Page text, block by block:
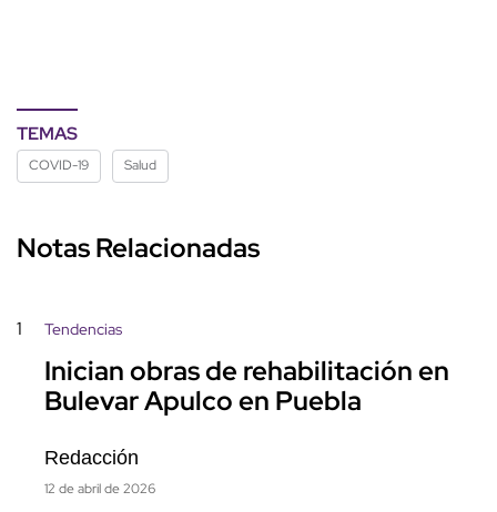
TEMAS
COVID-19 Salud
Notas Relacionadas
1 Tendencias
Inician obras de rehabilitación en
Bulevar Apulco en Puebla
Redacción
12 de abril de 2026